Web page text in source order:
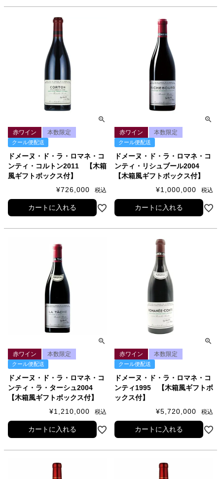
ドメーヌ・ド・ラ・ロマネ・コ
ンティ・コルトン2011 【木箱
風ギフトボックス付】
赤ワイン 本数限定
クール便配送
¥726,000 税込
カートに入れる
ドメーヌ・ド・ラ・ロマネ・コ
ンティ・リシュブール2004
【木箱風ギフトボックス付】
赤ワイン 本数限定
クール便配送
¥1,000,000 税込
カートに入れる
ドメーヌ・ド・ラ・ロマネ・コ
ンティ・ラ・ターシュ2004
【木箱風ギフトボックス付】
赤ワイン 本数限定
クール便配送
¥1,210,000 税込
カートに入れる
ドメーヌ・ド・ラ・ロマネ・コ
ンティ1995 【木箱風ギフトボ
ックス付】
赤ワイン 本数限定
クール便配送
¥5,720,000 税込
カートに入れる